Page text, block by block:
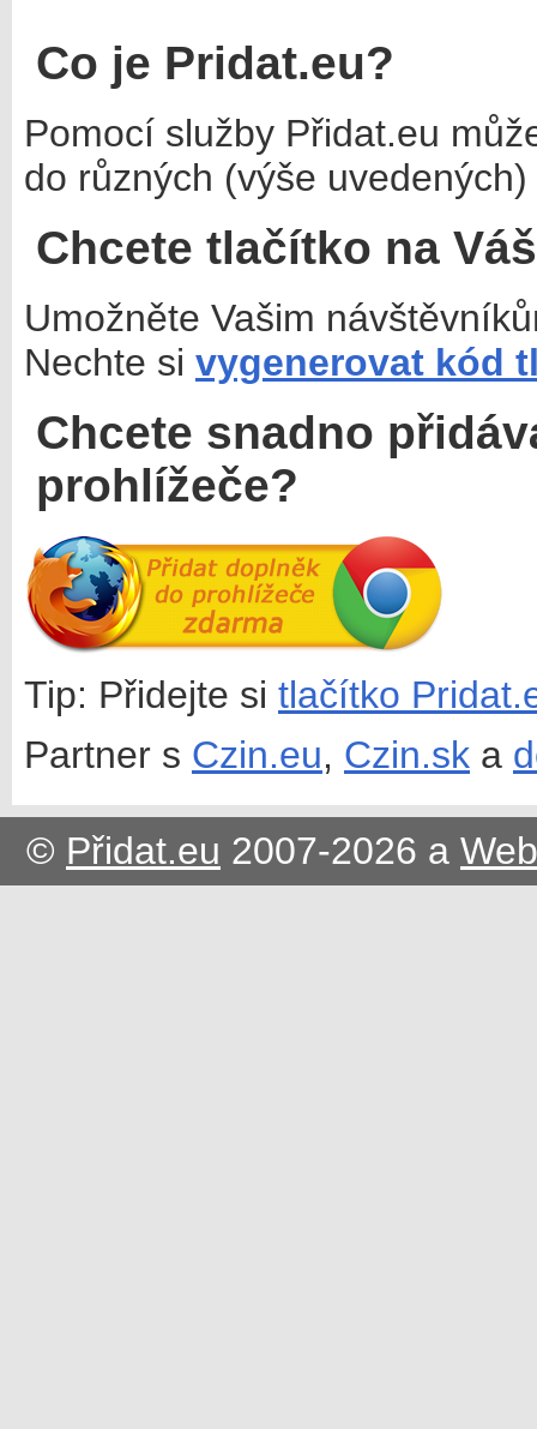
Co je Pridat.eu?
Pomocí služby Přidat.eu
do různých (výše
Chcete tlačítko na
Umožněte Vašim
Nechte si vygenerovat kód
Chcete snadno
prohlížeče?
Tip: Přidejte si tlačítko
Partner s Czin.eu, Czin.sk a
© Přidat.eu 2007-2026 a